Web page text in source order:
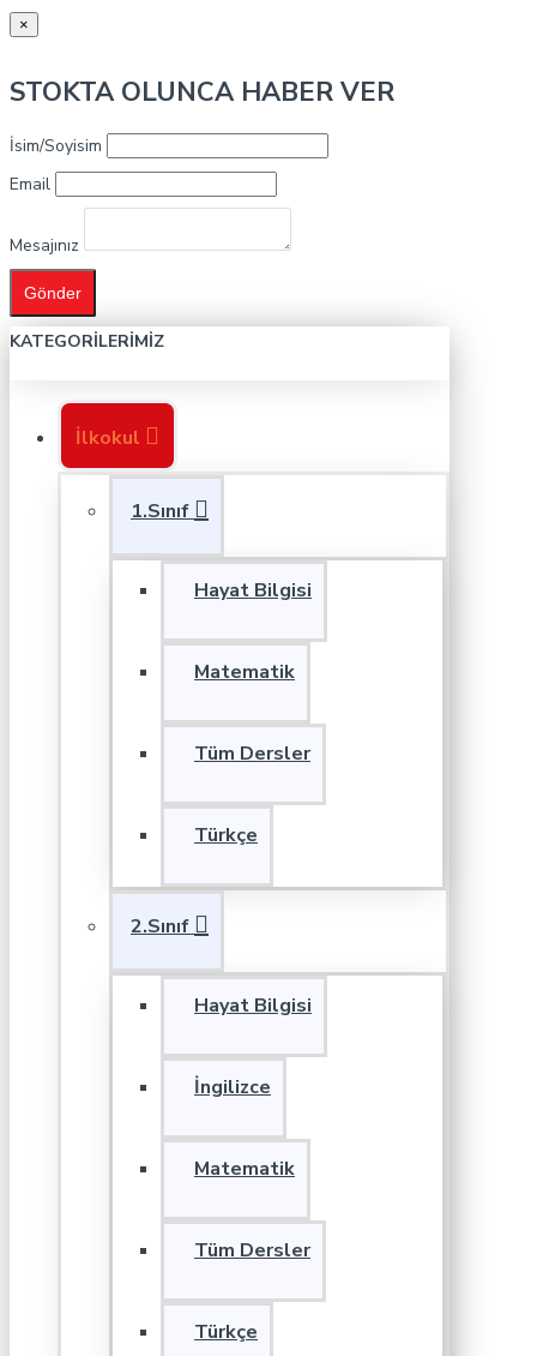
×
STOKTA OLUNCA HABER VER
İsim/Soyisim
Email
Mesajınız
Gönder
KATEGORILERIMIZ
İlkokul
1.Sınıf
Hayat Bilgisi
Matematik
Tüm Dersler
Türkçe
2.Sınıf
Hayat Bilgisi
İngilizce
Matematik
Tüm Dersler
Türkçe